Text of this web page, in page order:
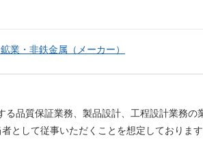
業・非鉄金属（メーカー）
る品質保証業務、製品設計、工程設計業務の
として従事いただくことを想定しております